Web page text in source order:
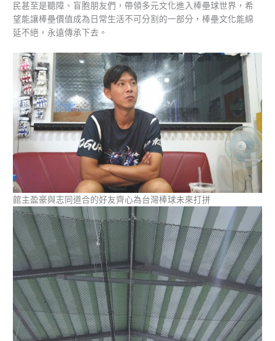
民甚至是聽障、盲胞朋友們，帶領多元文化進入棒壘球世界，希
望能讓棒壘價值成為日常生活不可分割的一部分，棒壘文化能綿
延不絕，永遠傳承下去。
館主盈豪與志同道合的好友齊心為台灣棒球未來打拼